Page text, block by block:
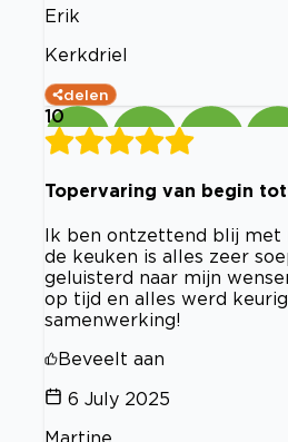
Erik
Kerkdriel
delen
10
Topervaring van begin
Ik ben ontzettend blij met
de keuken is alles zeer
geluisterd naar mijn
op tijd en alles werd
samenwerking!
Beveelt aan
6 July 2025
Martine